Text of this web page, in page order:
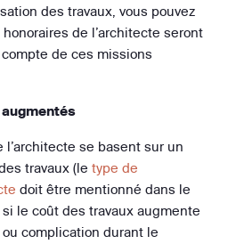
des travaux, vous pouvez
de l’architecte seront
de ces missions
se basent sur un
travaux (le type de
doit être mentionné dans le
le coût des travaux augmente
complication durant le